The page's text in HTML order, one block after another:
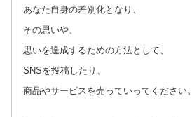
あなた自身の差別化となり、
その思いや、
思いを達成するための方法として、
SNSを投稿したり、
商品やサービスを売っていってください。